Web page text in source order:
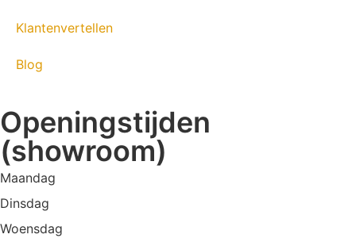
Klantenvertellen
Blog
Openingstijden
(showroom)
Maandag
Dinsdag
Woensdag